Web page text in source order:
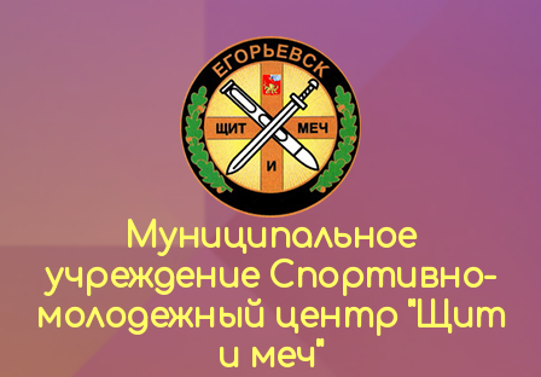
Муниципальное
учреждение Спортивно-
молодежный центр "Щит
и меч"